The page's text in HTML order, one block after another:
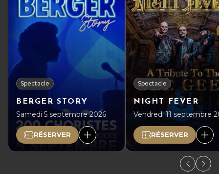
Spectacle
BERGER STORY
Samedi 5 septembre 2026
RÉSERVER
Spectacle
NIGHT FEVER
Vendredi 11 septembre
RÉSERVER